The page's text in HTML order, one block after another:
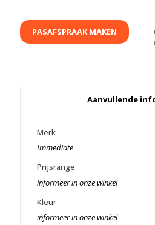
PASAFSPRAAK MAKEN
Aanvullende
Merk
Immediate
Prijsrange
informeer in onze winkel
Kleur
informeer in onze winkel